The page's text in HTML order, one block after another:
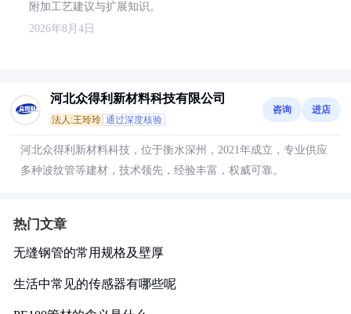
附加工艺建议与扩展知识。
2026年8月4日
河北众得利新材料科技有限公司
法人:王玲玲 通过深度核验
咨询 进店
河北众得利新材料科技，位于衡水深州，2021年成立，专业供应
多种波纹管等建材，技术领先，经验丰富，权威可靠。
热门文章
无缝钢管的常用规格及壁厚
生活中常见的传感器有哪些呢